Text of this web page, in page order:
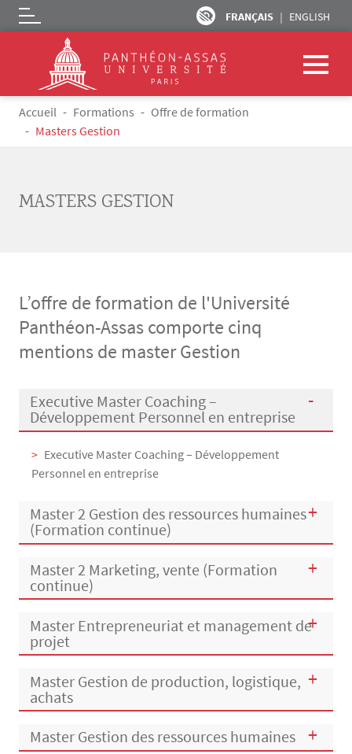
Aller au contenu principal
FRANÇAIS ENGLISH
Logo
Fil d'Ariane
Accueil Formations
Offre de formation
Masters Gestion
MASTERS GESTION
L’offre de formation de l'Université
Panthéon-Assas comporte cinq
mentions de master Gestion
Menu Assas
Rubrique Assas EN
Executive Master Coaching –
Développement Personnel en entreprise
Executive Master Coaching – Développement
Personnel en entreprise
Master 2 Gestion des ressources humaines
(Formation continue)
Master 2 Marketing, vente (Formation
continue)
Master Entrepreneuriat et management de
projet
Master Gestion de production, logistique,
achats
Master Gestion des ressources humaines